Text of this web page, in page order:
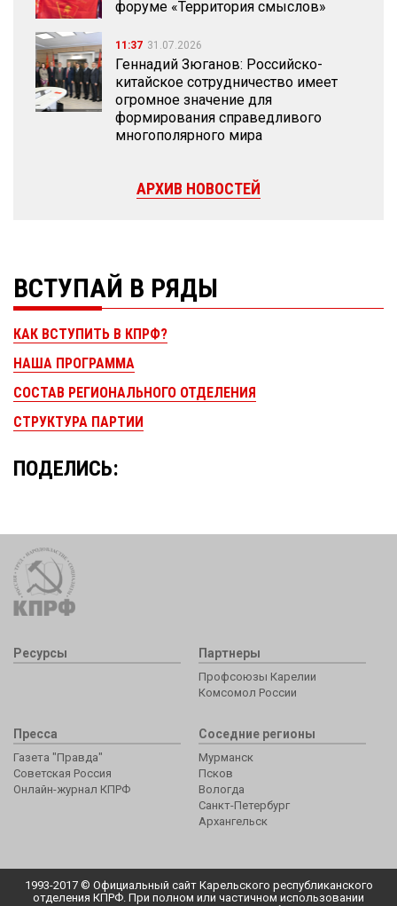
форуме «Территория смыслов»
11:37 31.07.2026
Геннадий Зюганов: Российско-
китайское сотрудничество имеет
огромное значение для
формирования справедливого
многополярного мира
АРХИВ НОВОСТЕЙ
ВСТУПАЙ В РЯДЫ
КАК ВСТУПИТЬ В КПРФ?
НАША ПРОГРАММА
СОСТАВ РЕГИОНАЛЬНОГО ОТДЕЛЕНИЯ
СТРУКТУРА ПАРТИИ
ПОДЕЛИСЬ:
Ресурсы Партнеры
Профсоюзы Карелии
Комсомол России
Пресса
Газета "Правда"
Советская Россия
Онлайн-журнал КПРФ
Соседние регионы
Мурманск
Псков
Вологда
Санкт-Петербург
Архангельск
1993-2017 © Официальный сайт Карельского республиканского
отделения КПРФ. При полном или частичном использовании